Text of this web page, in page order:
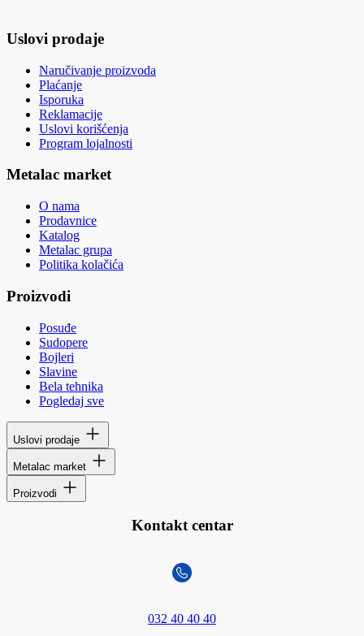
Uslovi prodaje
Naručivanje proizvoda
Plaćanje
Isporuka
Reklamacije
Uslovi korišćenja
Program lojalnosti
Metalac market
O nama
Prodavnice
Katalog
Metalac grupa
Politika kolačića
Proizvodi
Posuđe
Sudopere
Bojleri
Slavine
Bela tehnika
Pogledaj sve
Uslovi prodaje
Metalac market
Proizvodi
Kontakt centar
032 40 40 40